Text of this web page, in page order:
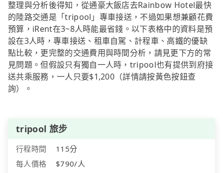
整理與分析後得知，從通豪大飯店去Rainbow Hotel最快
的陸路交通是「tripool」專車接送，不過如果想兼顧花費
預算，iRent在3~8人時能最省錢。以下表格中的資料是預
設在3人時，專車接送、租車自駕、計程車、高鐵的優缺
點比較，更完整的交通費用與時間分析，請見更下方的常
見問題。但假設只有獨自一人時，tripool也有提供到府接
送共乘服務，一人只要$1,200（詳情請按黃色按鈕查
詢）。
tripool 旅步
行程時間
115分
每人價格
$790/人